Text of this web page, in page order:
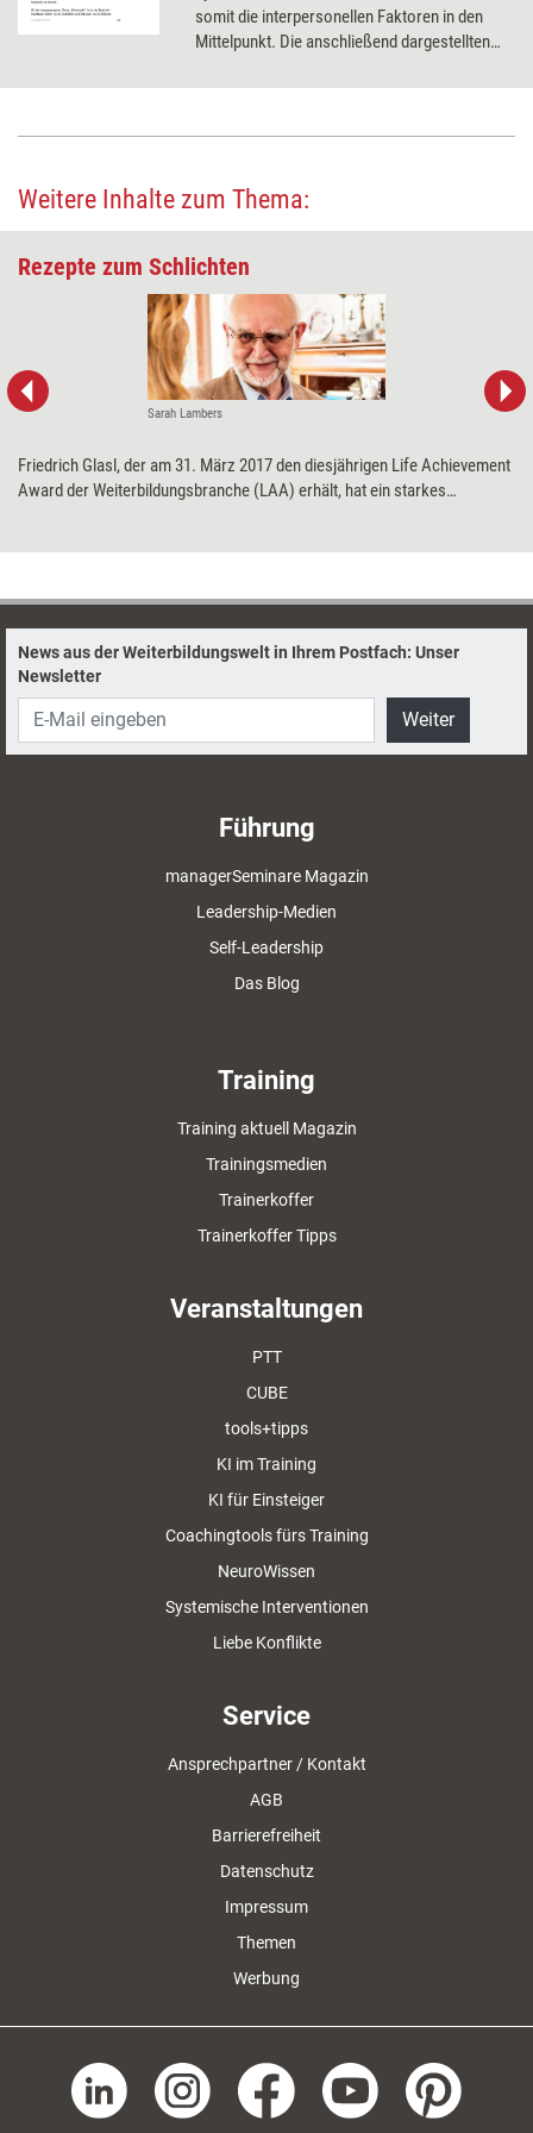
somit die interpersonellen Faktoren in den
Mittelpunkt. Die anschließend dargestellten
intrapsychischen Aspekte in den Fokus.
Weitere Inhalte zum Thema:
Rezepte zum Schlichten
Sarah Lambers
Friedrich Glasl, der am 31. März 2017 den diesjährigen Life Achievement
Award der Weiterbildungsbranche (LAA) erhält, hat ein starkes
News aus der Weiterbildungswelt in Ihrem Postfach: Unser
Newsletter
Weiter
Führung
managerSeminare Magazin
Leadership-Medien
Self-Leadership
Das Blog
Training
Training aktuell Magazin
Trainingsmedien
Trainerkoffer
Trainerkoffer Tipps
Veranstaltungen
PTT
CUBE
tools+tipps
KI im Training
KI für Einsteiger
Coachingtools fürs Training
NeuroWissen
Systemische Interventionen
Liebe Konflikte
Service
Ansprechpartner / Kontakt
AGB
Barrierefreiheit
Datenschutz
Impressum
Themen
Werbung